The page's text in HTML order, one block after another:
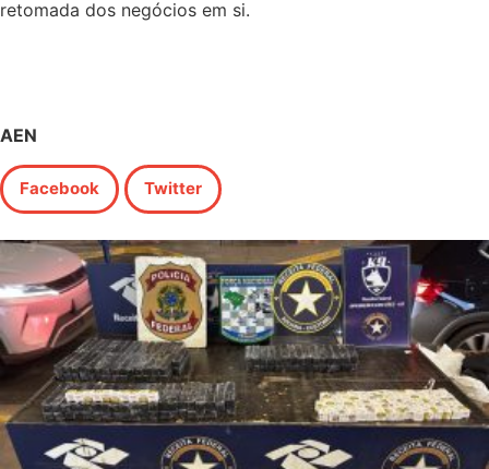
retomada dos negócios em si.
AEN
Facebook Twitter